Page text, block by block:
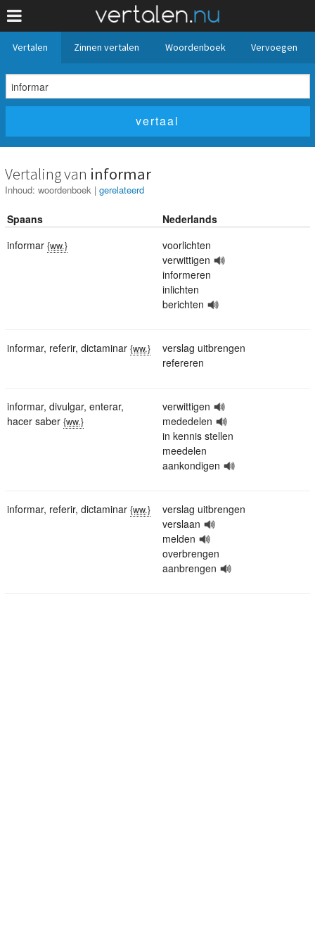
Vertalen Zinnen vertalen Woordenboek Vervoegen
Vertaling van informar
Inhoud: woordenboek | gerelateerd
Spaans
Nederlands
informar {ww.}
voorlichten
verwittigen
informeren
inlichten
berichten
informar, referir, dictaminar {ww.}
verslag uitbrengen
refereren
informar, divulgar, enterar,
hacer saber {ww.}
verwittigen
mededelen
in kennis stellen
meedelen
aankondigen
informar, referir, dictaminar {ww.}
verslag uitbrengen
verslaan
melden
overbrengen
aanbrengen